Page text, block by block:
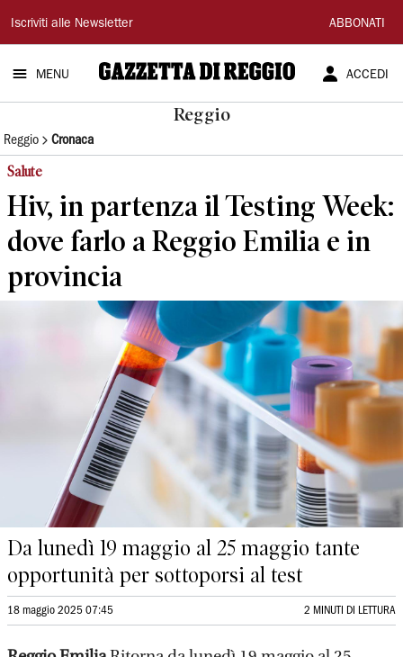
Gazzetta
di
Reggio
Iscriviti alle Newsletter ABBONATI
MENU ACCEDI
Reggio
Reggio Cronaca
Salute
Hiv, in partenza il Testing Week:
dove farlo a Reggio Emilia e in
provincia
Da lunedì 19 maggio al 25 maggio tante
opportunità per sottoporsi al test
18 maggio 2025 07:45 2 MINUTI DI LETTURA